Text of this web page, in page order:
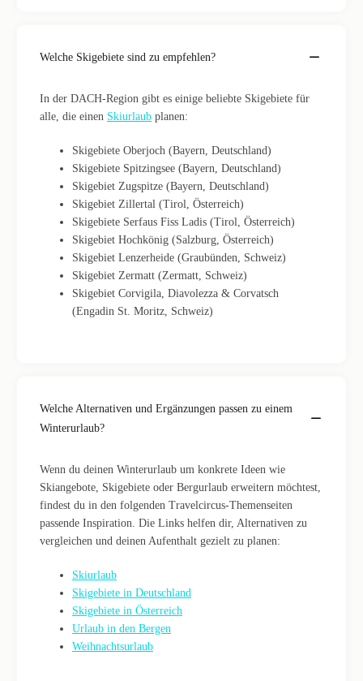
Welche Skigebiete sind zu empfehlen?
In der DACH-Region gibt es einige beliebte Skigebiete für
alle, die einen Skiurlaub planen:
Skigebiete Oberjoch (Bayern, Deutschland)
Skigebiete Spitzingsee (Bayern, Deutschland)
Skigebiet Zugspitze (Bayern, Deutschland)
Skigebiet Zillertal (Tirol, Österreich)
Skigebiete Serfaus Fiss Ladis (Tirol, Österreich)
Skigebiet Hochkönig (Salzburg, Österreich)
Skigebiet Lenzerheide (Graubünden, Schweiz)
Skigebiet Zermatt (Zermatt, Schweiz)
Skigebiet Corvigila, Diavolezza & Corvatsch
(Engadin St. Moritz, Schweiz)
Welche Alternativen und Ergänzungen passen zu einem
Winterurlaub?
Wenn du deinen Winterurlaub um konkrete Ideen wie
Skiangebote, Skigebiete oder Bergurlaub erweitern möchtest,
findest du in den folgenden Travelcircus-Themenseiten
passende Inspiration. Die Links helfen dir, Alternativen zu
vergleichen und deinen Aufenthalt gezielt zu planen:
Skiurlaub
Skigebiete in Deutschland
Skigebiete in Österreich
Urlaub in den Bergen
Weihnachtsurlaub